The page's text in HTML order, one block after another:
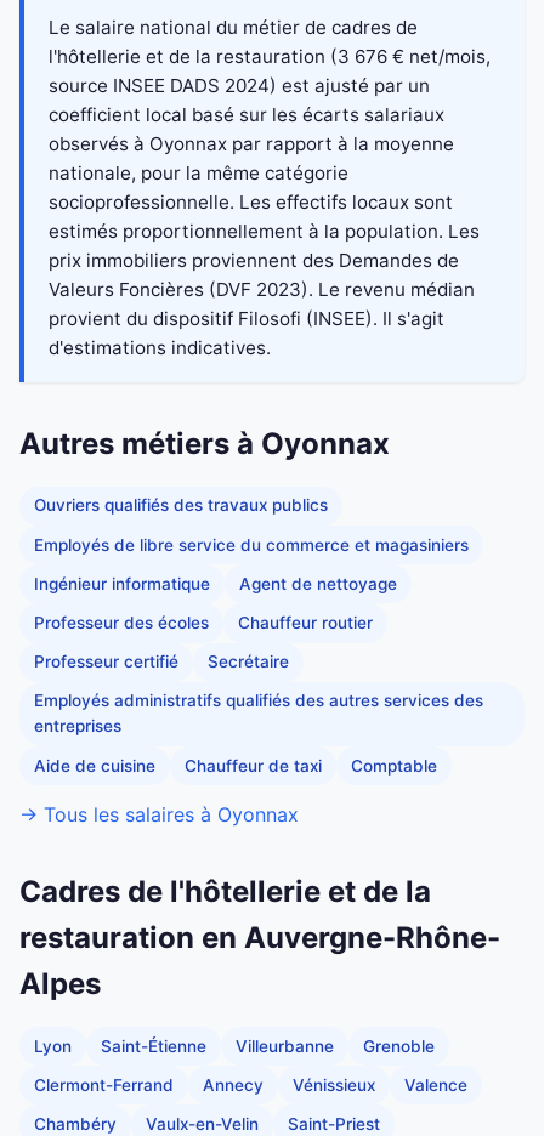
Le salaire national du métier de cadres de
l'hôtellerie et de la restauration (3 676 € net/mois,
source INSEE DADS 2024) est ajusté par un
coefficient local basé sur les écarts salariaux
observés à Oyonnax par rapport à la moyenne
nationale, pour la même catégorie
socioprofessionnelle. Les effectifs locaux sont
estimés proportionnellement à la population. Les
prix immobiliers proviennent des Demandes de
Valeurs Foncières (DVF 2023). Le revenu médian
provient du dispositif Filosofi (INSEE). Il s'agit
d'estimations indicatives.
Autres métiers à Oyonnax
Ouvriers qualifiés des travaux publics
Employés de libre service du commerce et magasiniers
Ingénieur informatique Agent de nettoyage
Professeur des écoles Chauffeur routier
Professeur certifié Secrétaire
Employés administratifs qualifiés des autres services des
entreprises
Aide de cuisine Chauffeur de taxi Comptable
→ Tous les salaires à Oyonnax
Cadres de l'hôtellerie et de la
restauration en Auvergne-Rhône-
Alpes
Lyon Saint-Étienne Villeurbanne Grenoble
Clermont-Ferrand Annecy Vénissieux Valence
Chambéry Vaulx-en-Velin Saint-Priest